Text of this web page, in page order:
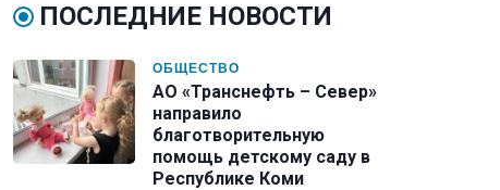
ПОСЛЕДНИЕ НОВОСТИ
ОБЩЕСТВО
АО «Транснефть – Север»
направило
благотворительную
помощь детскому саду в
Республике Коми